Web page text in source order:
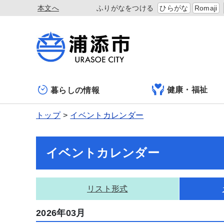
本文へ ふりがなをつける ひらがな Romaji
暮らしの情報 健康・福祉
トップ イベントカレンダー
イベントカレンダー
リスト形式
2026年03月